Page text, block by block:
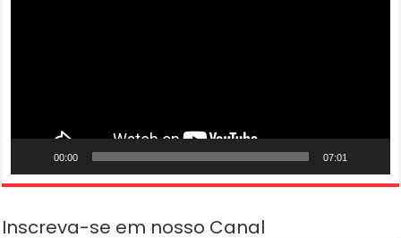
00:00 07:01
Inscreva-se em nosso Canal